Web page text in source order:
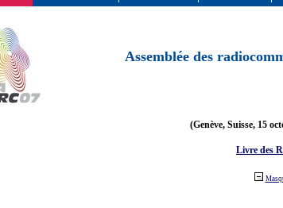
Assemblée des
(Genève, Suisse, 15
Livre des